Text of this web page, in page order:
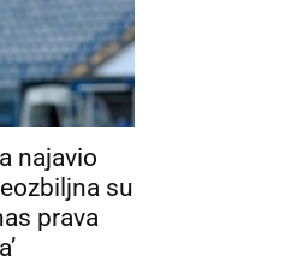
najavio
su
prava